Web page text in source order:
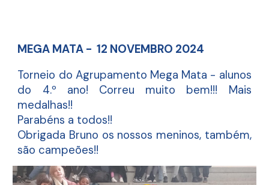
MEGA MATA - 12 NOVEMBRO 2024
Torneio do Agrupamento Mega Mata - alunos
do 4.º ano! Correu muito bem!!! Mais
medalhas!!
Parabéns a todos!!
Obrigada Bruno os nossos meninos, também,
são campeões!!